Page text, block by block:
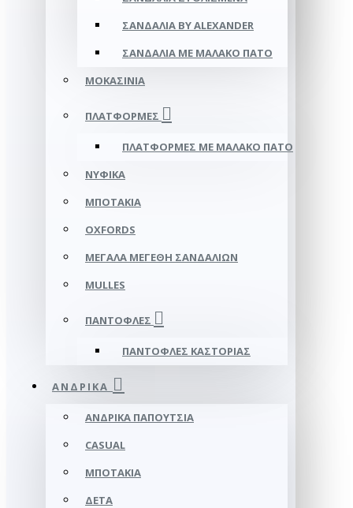
ΣΑΝΔΆΛΙΑ BY ALEXANDER
ΣΑΝΔΆΛΙΑ ΜΕ ΜΑΛΑΚΌ ΠΆΤΟ
ΜΟΚΑΣΊΝΙΑ
ΠΛΑΤΦΌΡΜΕΣ
ΠΛΑΤΦΟΡΜΕΣ ΜΕ ΜΑΛΑΚΟ ΠΑΤΟ
ΝΥΦΙΚΆ
ΜΠΟΤΆΚΙΑ
OXFORDS
ΜΕΓΆΛΑ ΜΕΓΈΘΗ ΣΑΝΔΑΛΙΏΝ
MULLES
ΠΑΝΤΌΦΛΕΣ
ΠΑΝΤΌΦΛΕΣ ΚΑΣΤΟΡΙΆΣ
ΑΝΔΡΙΚΆ
ΑΝΔΡΙΚΆ ΠΑΠΟΎΤΣΙΑ
CASUAL
ΜΠΟΤΆΚΙΑ
ΔΕΤΆ